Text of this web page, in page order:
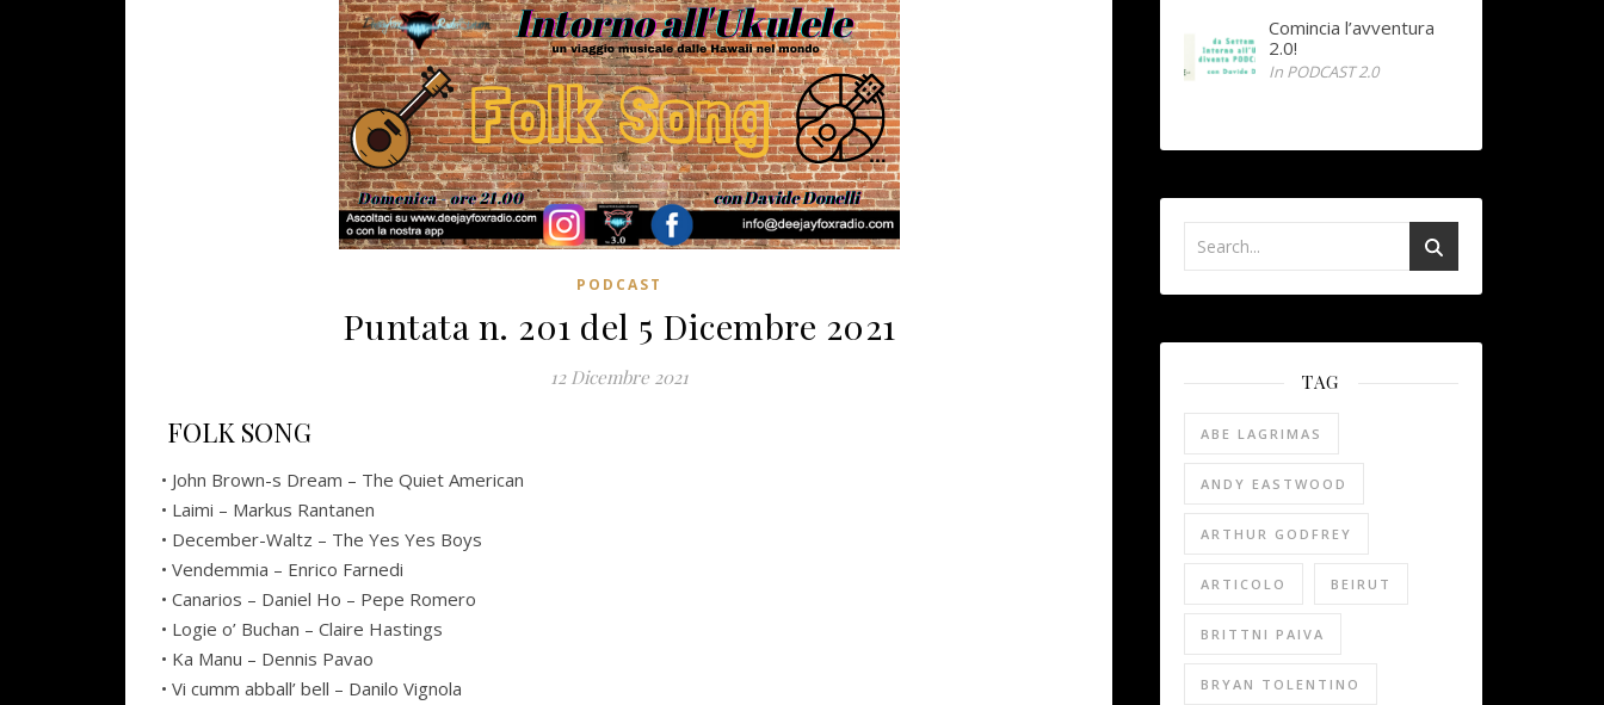
PODCAST
Puntata n. 201 del 5 Dicembre 2021
12 Dicembre 2021
FOLK SONG
• John Brown-s Dream – The Quiet American
• Laimi – Markus Rantanen
• December-Waltz – The Yes Yes Boys
• Vendemmia – Enrico Farnedi
• Canarios – Daniel Ho – Pepe Romero
• Logie o’ Buchan – Claire Hastings
• Ka Manu – Dennis Pavao
• Vi cumm abball’ bell – Danilo Vignola
Comincia l’avventura
2.0!
In PODCAST 2.0
TAG
ABE LAGRIMAS
ANDY EASTWOOD
ARTHUR GODFREY
ARTICOLO BEIRUT
BRITTNI PAIVA
BRYAN TOLENTINO